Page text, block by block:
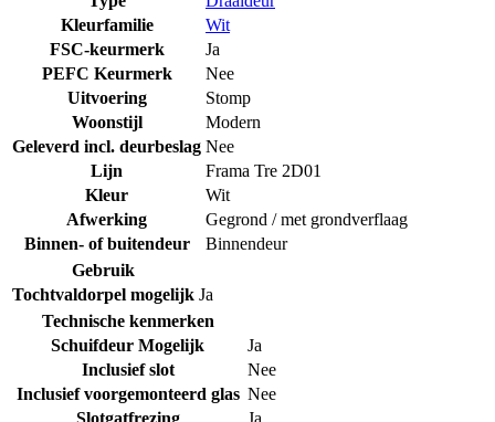
Kleurfamilie
Wit
FSC-keurmerk
Ja
PEFC Keurmerk
Nee
Uitvoering
Stomp
Woonstijl
Modern
Geleverd incl. deurbeslag Nee
Lijn
Frama Tre 2D01
Kleur
Wit
Afwerking
Gegrond / met grondverflaag
Binnen- of buitendeur
Binnendeur
Gebruik
Tochtvaldorpel mogelijk Ja
Technische kenmerken
Schuifdeur Mogelijk
Ja
Inclusief slot
Nee
Inclusief voorgemonteerd glas Nee